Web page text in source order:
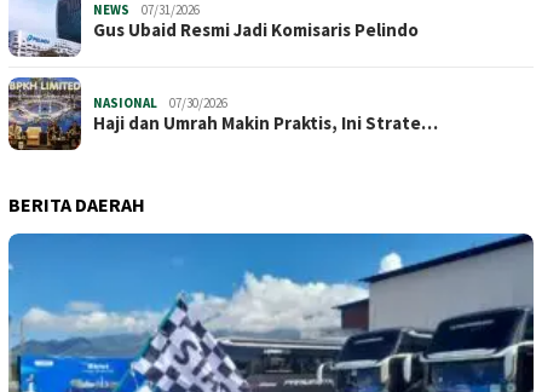
NEWS 07/31/2026
​Gus Ubaid Resmi Jadi Komisaris Pelindo
NASIONAL 07/30/2026
Haji dan Umrah Makin Praktis, Ini Strate…
BERITA DAERAH